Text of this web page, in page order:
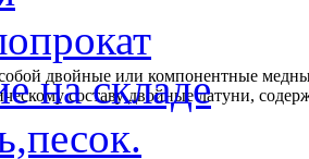
двойные или компонентные
составу двойные латуни,
на складе